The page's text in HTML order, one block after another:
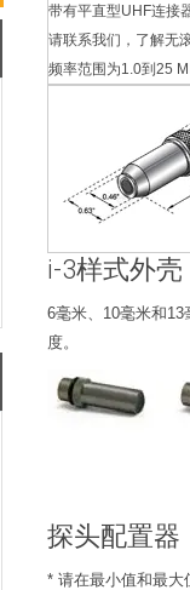
带有平直型UHF连接
请联系我们，了解无
频率范围为1.0到25
i-3样式外壳
6毫米、10毫米和
度。
探头配置器
* 请在最小值和最